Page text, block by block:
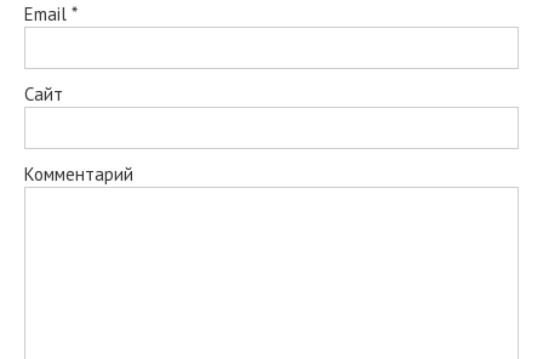
Email *
Сайт
Комментарий